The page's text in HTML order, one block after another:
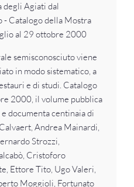
degli Agiati dal
- Catalogo della Mostra
al 29 ottobre 2000
semisconosciuto viene
in modo sistematico, a
e di studi. Catalogo
2000, il volume pubblica
documenta centinaia di
Andrea Mainardi,
Strozzi,
Cristoforo
Ettore Tito, Ugo Valeri,
Moggioli, Fortunato